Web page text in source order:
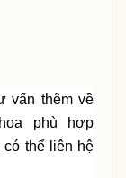
vấn thêm về
phù hợp
có thể liên hệ